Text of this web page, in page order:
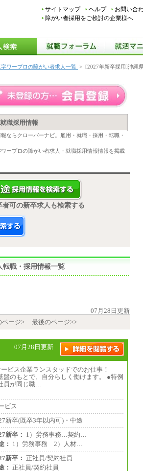
サイトマップ ヘルプ お問い合
障がい者採用をご検討の企業様へ
ワープロの障がい者求人一覧 > [2027年新卒採用]沖縄
職採用情報
ならクローバーナビ。雇用・就職・採用・転職・
ープロの障がい者求人・就職採用情報情報を掲載
者可の新卒求人も検索する
転職・採用情報一覧
07月28日更新
ページ> 最後のページ>>
07月28日更新
ービス企業ランスタッドでのお仕事！
のもとで、自分らしく働けます。 ●特例
員が同じ職…
ビス
新卒(既卒3年以内可)・中途
新卒：
1）労務事務…契約…
：
1）労務事務 2）人材…
新卒： 正社員/契約社員
： 正社員/契約社員